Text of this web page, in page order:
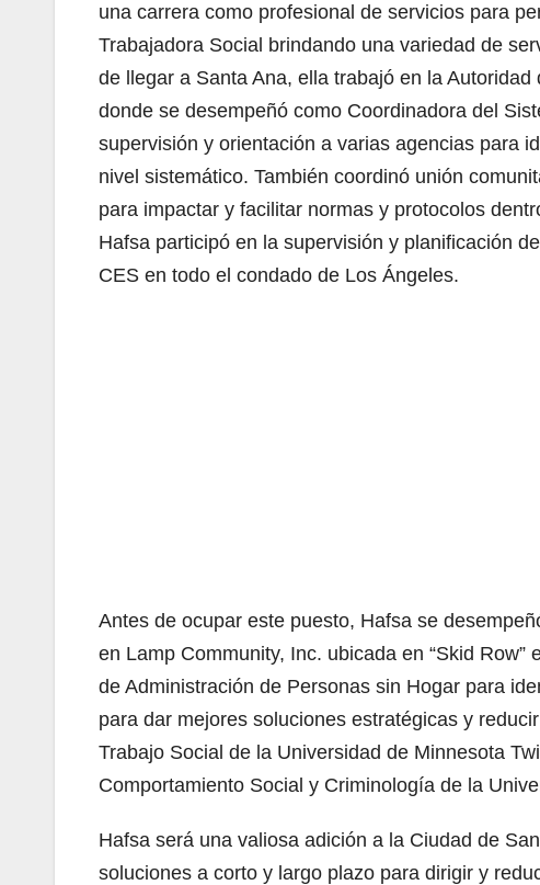
una carrera como profesional de servicios para
Trabajadora Social brindando una variedad de
de llegar a Santa Ana, ella trabajó en la
donde se desempeñó como Coordinadora del
supervisión y orientación a varias agencias para
nivel sistemático. También coordinó unión
para impactar y facilitar normas y protocolos
Hafsa participó en la supervisión y planificación
CES en todo el condado de Los Ángeles.
Antes de ocupar este puesto, Hafsa se
en Lamp Community, Inc. ubicada en “Skid
de Administración de Personas sin Hogar para
para dar mejores soluciones estratégicas y
Trabajo Social de la Universidad de Minnesota
Comportamiento Social y Criminología de la
Hafsa será una valiosa adición a la Ciudad de
soluciones a corto y largo plazo para dirigir y